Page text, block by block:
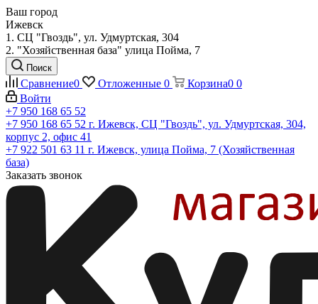
Ваш город
Ижевск
1. СЦ "Гвоздь", ул. Удмуртская, 304
2. "Хозяйственная база" улица Пойма, 7
Поиск
Сравнение0 Отложенные 0 Корзина0 0
Войти
+7 950 168 65 52
+7 950 168 65 52 г. Ижевск, СЦ "Гвоздь", ул. Удмуртская, 304,
корпус 2, офис 41
+7 922 501 63 11 г. Ижевск, улица Пойма, 7 (Хозяйственная
база)
Заказать звонок